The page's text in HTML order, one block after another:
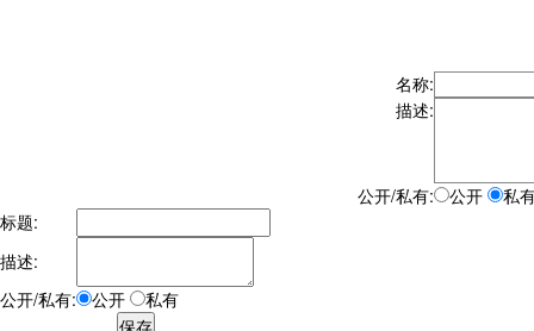
名称:
描述:
公开/私有: 公开
私
标题:
描述:
公开/私有:
公开 私有